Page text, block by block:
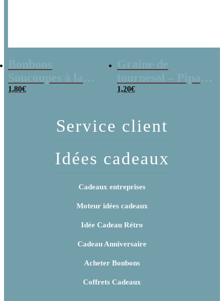
poudre (x20)
1,80€
x 3
1,20€
Service client
Idées cadeaux
Cadeaux entreprises
Moteur idées cadeaux
Idée Cadeau Rétro
Cadeau Anniversaire
Acheter Bonbons
Coffrets Cadeaux